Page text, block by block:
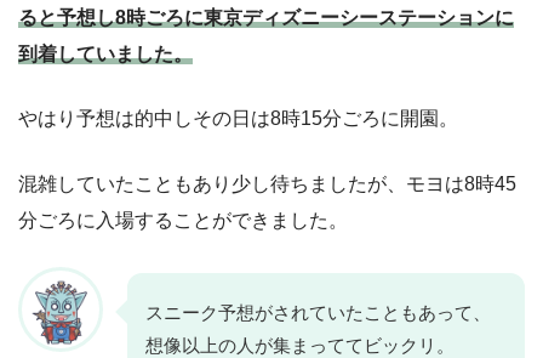
ると予想し8時ごろに東京ディズニーシーステーションに
到着していました。
やはり予想は的中しその日は8時15分ごろに開園。
混雑していたこともあり少し待ちましたが、モヨは8時45
分ごろに入場することができました。
スニーク予想がされていたこともあって、
想像以上の人が集まっててビックリ。